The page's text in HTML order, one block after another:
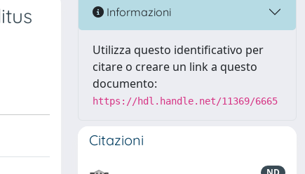
Informazioni
Utilizza questo identificativo per
citare o creare un link a questo
documento:
https://hdl.handle.net/11369/6665
Citazioni